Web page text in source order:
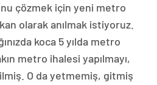
çözmek için yeni metro
olarak anılmak istiyoruz.
koca 5 yılda metro
metro ihalesi yapılmayı,
O da yetmemiş, gitmiş